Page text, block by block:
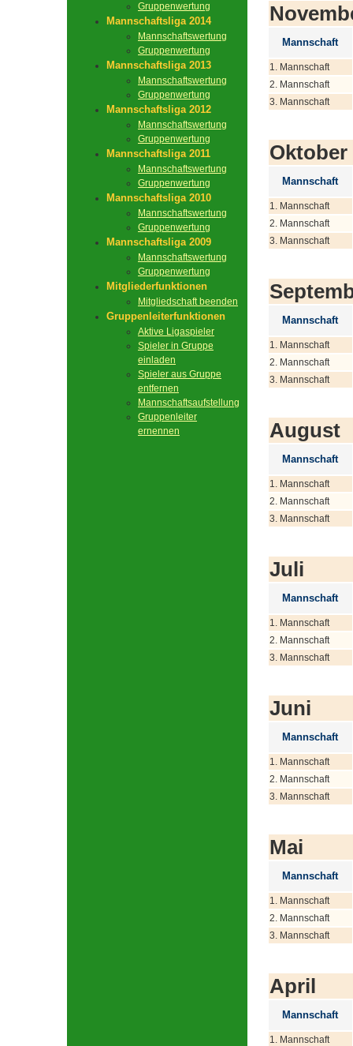
Gruppenwertung
Mannschaftsliga 2014
Mannschaftswertung
Gruppenwertung
Mannschaftsliga 2013
Mannschaftswertung
Gruppenwertung
Mannschaftsliga 2012
Mannschaftswertung
Gruppenwertung
Mannschaftsliga 2011
Mannschaftswertung
Gruppenwertung
Mannschaftsliga 2010
Mannschaftswertung
Gruppenwertung
Mannschaftsliga 2009
Mannschaftswertung
Gruppenwertung
Mitgliederfunktionen
Mitgliedschaft beenden
Gruppenleiterfunktionen
Aktive Ligaspieler
Spieler in Gruppe
einladen
Spieler aus Gruppe
entfernen
Mannschaftsaufstellung
Gruppenleiter
ernennen
Mannschaft
1. Mannschaft
2. Mannschaft
3. Mannschaft
Oktober
Mannschaft
1. Mannschaft
2. Mannschaft
3. Mannschaft
Mannschaft
1. Mannschaft
2. Mannschaft
3. Mannschaft
August
Mannschaft
1. Mannschaft
2. Mannschaft
3. Mannschaft
Juli
Mannschaft
1. Mannschaft
2. Mannschaft
3. Mannschaft
Juni
Mannschaft
1. Mannschaft
2. Mannschaft
3. Mannschaft
Mai
Mannschaft
1. Mannschaft
2. Mannschaft
3. Mannschaft
April
Mannschaft
1. Mannschaft